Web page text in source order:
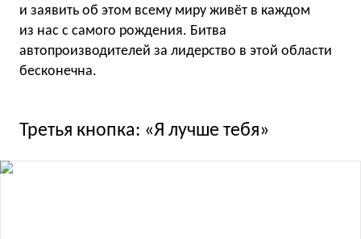
и заявить об этом всему миру живёт в каждом
из нас с самого рождения. Битва
автопроизводителей за лидерство в этой области
бесконечна.
Третья кнопка: «Я лучше тебя»